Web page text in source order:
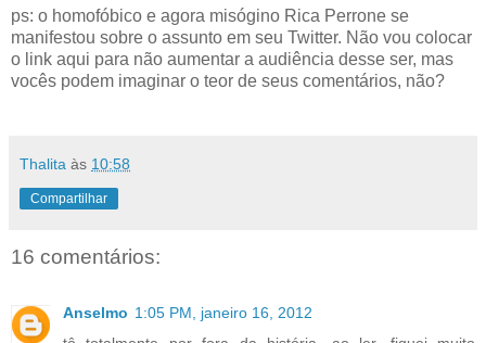
ps: o homofóbico e agora misógino Rica Perrone se
manifestou sobre o assunto em seu Twitter. Não vou colocar
o link aqui para não aumentar a audiência desse ser, mas
vocês podem imaginar o teor de seus comentários, não?
Thalita às 10:58
Compartilhar
16 comentários:
Anselmo 1:05 PM, janeiro 16, 2012